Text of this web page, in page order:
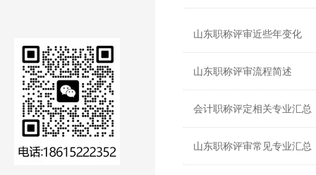
山东职称评审近些年变化
山东职称评审流程简述
会计职称评定相关专业汇总
山东职称评审常见专业汇总